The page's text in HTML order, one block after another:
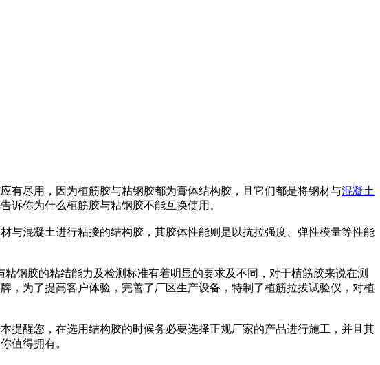
有尽用，因为植筋胶与粘钢胶都为膏体结构胶，且它们都是将钢材与混凝土
诉你为什么植筋胶与粘钢胶不能互换使用。
与混凝土进行粘接的结构胶，其胶体性能则是以抗拉强度、弹性模量等性能
钢胶的粘结能力及检测标准有着明显的要求及不同，对于植筋胶来说在测
，为了提高客户体验，完善了厂区生产设备，特制了植筋拉拔试验仪，对植
提醒您，在选用结构胶的时候务必要选择正规厂家的产品进行施工，并且其
值得拥有。